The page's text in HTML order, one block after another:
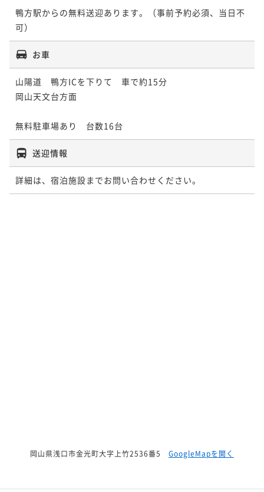
鴨方駅からの無料送迎あります。（事前予約必須、当日不
お車
山陽道　鴨方ICを下りて　車で約15分
岡山天文台方面
無料駐車場あり　台数16台
送迎情報
詳細は、宿泊施設までお問い合わせください。
岡山県浅口市金光町大字上竹2536番5 GoogleMapを開く